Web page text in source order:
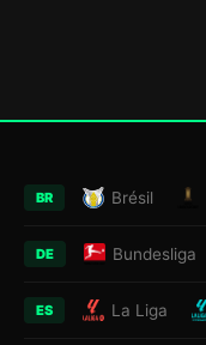
BR Brésil
DE Bundesliga
ES La Liga